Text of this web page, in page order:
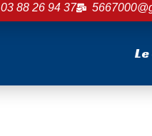
03 88 26 94 37